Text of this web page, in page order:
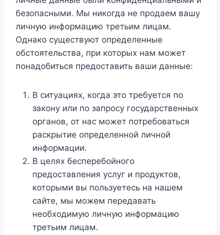
безопасными. Мы никогда не продаем вашу
личную информацию третьим лицам.
Однако существуют определенные
обстоятельства, при которых нам может
понадобиться предоставить ваши данные:
В ситуациях, когда это требуется по
закону или по запросу государственных
органов, от нас может потребоваться
раскрытие определенной личной
информации.
В целях бесперебойного
предоставления услуг и продуктов,
которыми вы пользуетесь на нашем
сайте, мы можем передавать
необходимую личную информацию
третьим лицам.